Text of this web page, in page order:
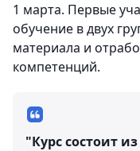
1 марта. Первые
обучение в двух
материала и
компетенций.
"Курс состоит